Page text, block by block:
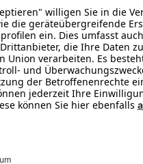
saubere Verarbeitung.
sondern auch cremigen